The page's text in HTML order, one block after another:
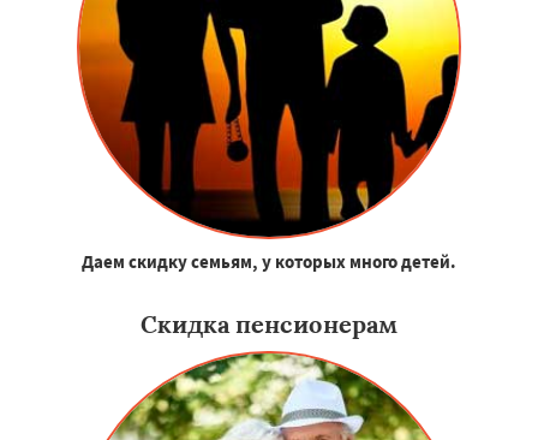
Даем скидку семьям, у которых много детей.
Скидка пенсионерам